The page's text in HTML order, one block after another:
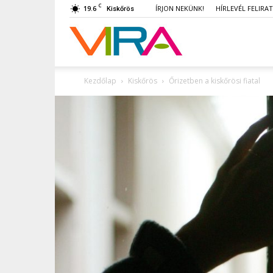
19.6 C Kiskőrös ÍRJON NEKÜNK! HÍRLEVÉL
VIRA
Kezdőlap Kiskőrös Őrizetben a kiskőrösi fiatal